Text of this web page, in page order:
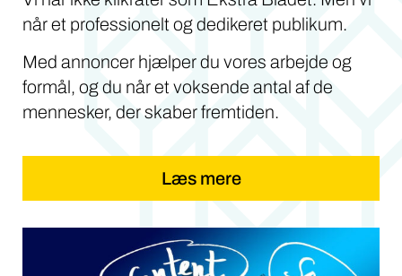
Vi har ikke klikrater som Ekstra Bladet. Men vi
når et professionelt og dedikeret publikum.
Med annoncer hjælper du vores arbejde og
formål, og du når et voksende antal af de